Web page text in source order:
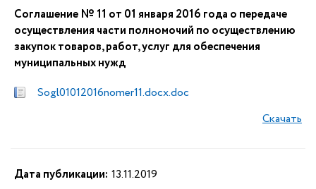
Соглашение № 11 от 01 января 2016 года о передаче
осуществления части полномочий по осуществлению
закупок товаров, работ, услуг для обеспечения
муниципальных нужд
Sogl01012016nomer11.docx.doc
Скачать
Дата публикации: 13.11.2019